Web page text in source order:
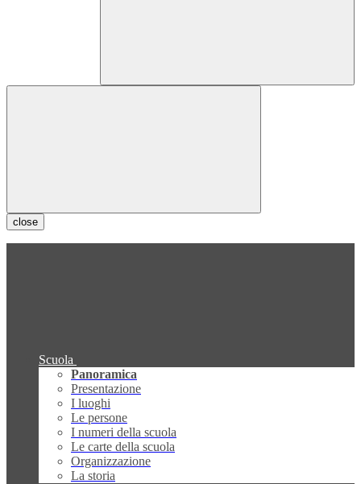
close
Scuola
Panoramica
Presentazione
I luoghi
Le persone
I numeri della scuola
Le carte della scuola
Organizzazione
La storia